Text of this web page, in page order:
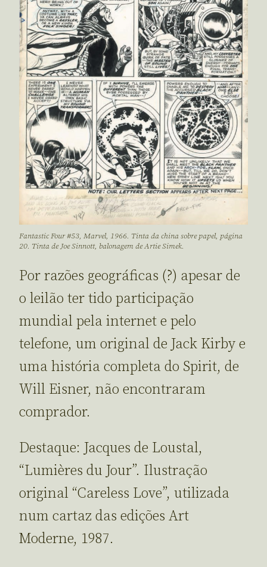
Fantastic Four #53, Marvel, 1966. Tinta da china sobre papel, página
20. Tinta de Joe Sinnott, balonagem de Artie Simek.
Por razões geográficas (?) apesar de
o leilão ter tido participação
mundial pela internet e pelo
telefone, um original de Jack Kirby e
uma história completa do Spirit, de
Will Eisner, não encontraram
comprador.
Destaque: Jacques de Loustal,
“Lumières du Jour”. Ilustração
original “Careless Love”, utilizada
num cartaz das edições Art
Moderne, 1987.